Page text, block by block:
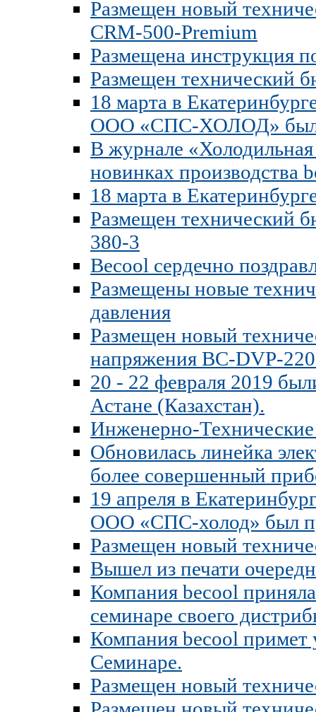
Размещен новый
CRM-500-Premium
Размещена инструкция
Размещен технический
18 марта в
ООО «СПС-ХОЛОД» был
В журнале
новинках производства
18 марта в
Размещен технический
380-3
Becool сердечно
Размещены новые
давления
Размещен новый
напряжения BC-DVP-
20 - 22 февраля 2019
Астане (Казахстан).
Инженерно-Технические
Обновилась линейка
более совершенный
19 апреля в
ООО «СПС-холод» был
Размещен новый
Вышел из печати
Компания becool
семинаре своего
Компания becool примет
Семинаре.
Размещен новый